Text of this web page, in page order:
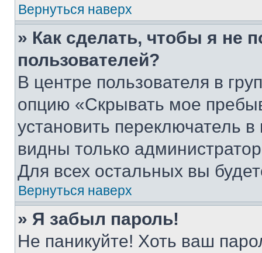
Вернуться наверх
» Как сделать, чтобы я не
пользователей?
В центре пользователя в
опцию «Скрывать мое
установить переключатель
видны только
Для всех остальных вы
Вернуться наверх
» Я забыл пароль!
Не паникуйте! Хоть ваш